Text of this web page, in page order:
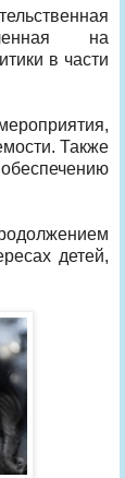
на
в части
Также
детей,